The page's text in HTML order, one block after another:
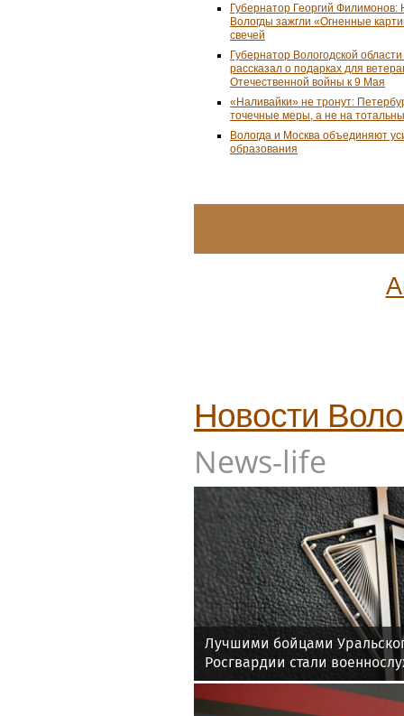
Губернатор Георгий
Вологды зажгли «Огненные
свечей
Губернатор Вологодской
рассказал о подарках для
Отечественной войны к 9 Мая
«Наливайки» не тронут:
точечные меры, а не на
Вологда и Москва объединяют
образования
Новости
News-life
Лучшими бойцами
Росгвардии стали
соединения по охране
государственных объектов